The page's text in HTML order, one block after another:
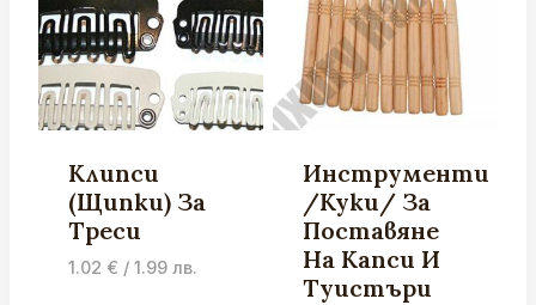
Клипси
(Щипки) За
Треси
1.02 € / 1.99 лв.
Инструменти
/Куки/ За
Поставяне
На Капси И
Туистъри